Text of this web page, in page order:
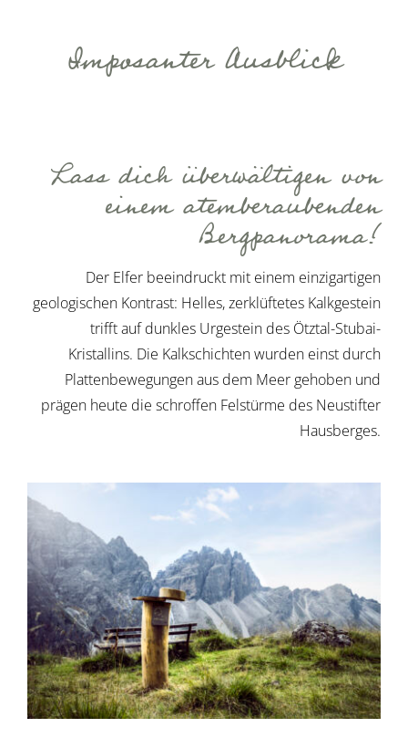
Imposanter Ausblick
Lass dich überwältigen von
einem atemberaubenden
Bergpanorama!
Der Elfer beeindruckt mit einem einzigartigen
geologischen Kontrast: Helles, zerklüftetes Kalkgestein
trifft auf dunkles Urgestein des Ötztal-Stubai-
Kristallins. Die Kalkschichten wurden einst durch
Plattenbewegungen aus dem Meer gehoben und
prägen heute die schroffen Felstürme des Neustifter
Hausberges.